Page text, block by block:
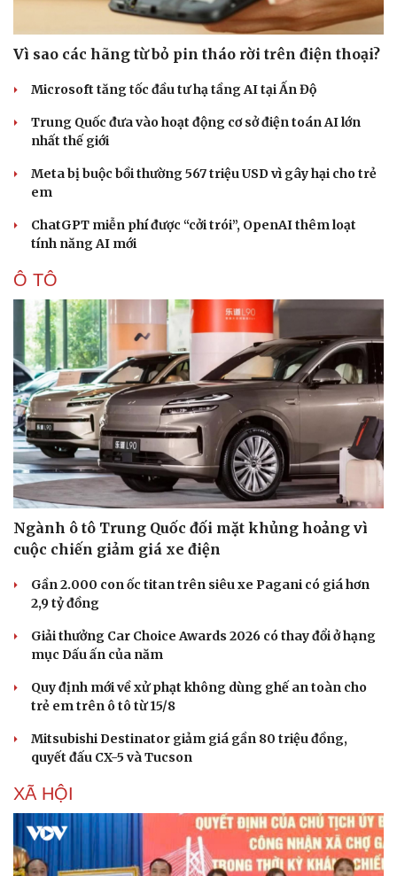
Sân khấu - Điện ảnh
Văn học
Âm nhạc
Nghệ sĩ
Sao Việt
Vì sao các hãng từ bỏ pin tháo rời trên điện thoại?
Microsoft tăng tốc đầu tư hạ tầng AI tại Ấn Độ
Trung Quốc đưa vào hoạt động cơ sở điện toán AI lớn
nhất thế giới
Meta bị buộc bồi thường 567 triệu USD vì gây hại cho trẻ
em
ChatGPT miễn phí được “cởi trói”, OpenAI thêm loạt
tính năng AI mới
Ô TÔ
Ngành ô tô Trung Quốc đối mặt khủng hoảng vì
cuộc chiến giảm giá xe điện
Gần 2.000 con ốc titan trên siêu xe Pagani có giá hơn
2,9 tỷ đồng
Giải thưởng Car Choice Awards 2026 có thay đổi ở hạng
mục Dấu ấn của năm
Quy định mới về xử phạt không dùng ghế an toàn cho
trẻ em trên ô tô từ 15/8
Mitsubishi Destinator giảm giá gần 80 triệu đồng,
quyết đấu CX-5 và Tucson
XÃ HỘI